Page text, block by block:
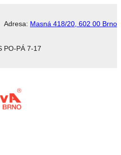
Adresa: Masná 418/20, 602 00 Brno
PO-PÁ 7-17